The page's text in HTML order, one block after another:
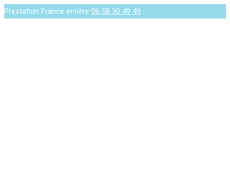
Prestation France entière 06 58 30 49 49